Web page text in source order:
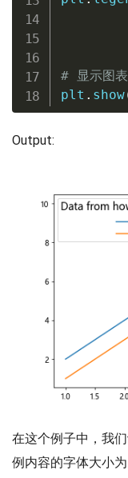
# 显示图表
plt . show
Output:
在这个例子中，我
例内容的字体大小